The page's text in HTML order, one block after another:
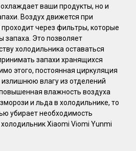
ваши продукты, но и
Воздух движется при
через фильтры, которые
Это позволяет
холодильника оставаться
запахи хранящихся
этого, постоянная циркуляция
влагу из отделений
влажность воздуха
и льда в холодильнике, то
убирает необходимость
Xiaomi Viomi Yunmi